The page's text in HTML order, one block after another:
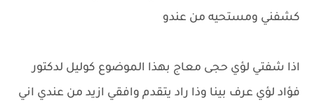
كشفني ومستحيه من عندو
اذا شفتي لؤي حجى معاج بهذا الموضوع كوليل لدكتور
فؤاد لؤي عرف بينا وذا راد يتقدم وافقي ازيد من عندي اني